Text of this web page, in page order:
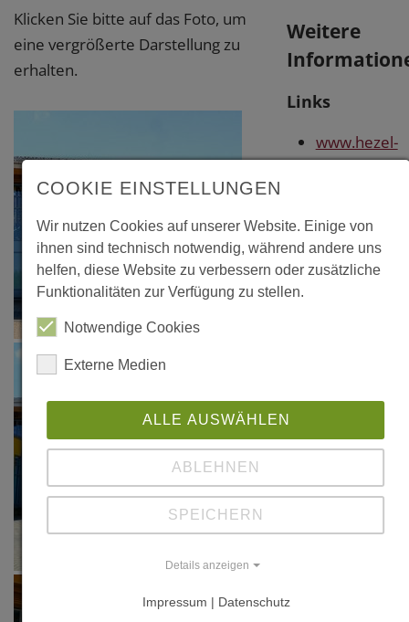
Klicken Sie bitte auf das Foto, um
eine vergrößerte Darstellung zu
erhalten.
Weitere
Links
www.hezel-
COOKIE EINSTELLUNGEN
Wir nutzen Cookies auf unserer Website. Einige von
ihnen sind technisch notwendig, während andere uns
helfen, diese Website zu verbessern oder zusätzliche
Funktionalitäten zur Verfügung zu stellen.
Notwendige Cookies
Externe Medien
ALLE AUSWÄHLEN
ABLEHNEN
SPEICHERN
Details anzeigen
Impressum | Datenschutz